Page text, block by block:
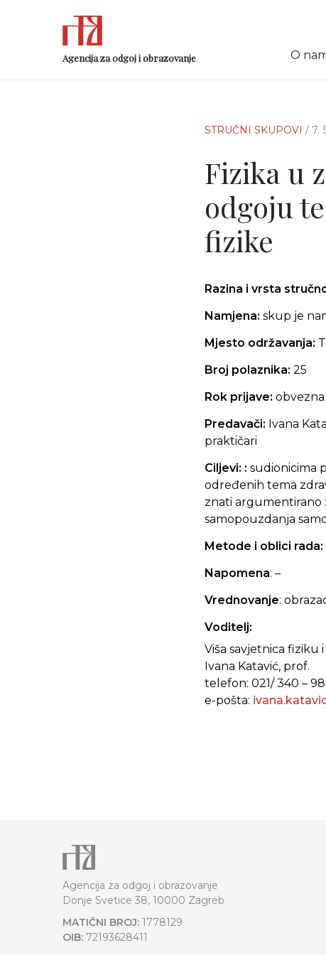
Agencija za odgoj i obrazovanje O
STRUČNI SKUPOVI / 7.
Fizika u
odgoju
fizike
Razina i vrsta
Namjena: skup je
Mjesto održavanja:
Broj polaznika: 25
Rok prijave: obvezna
Predavači: Ivana
praktičari
Ciljevi: : sudionicima
određenih tema
znati argumentirano
samopouzdanja
Metode i oblici rada:
Napomena: –
Vrednovanje:
Voditelj:
Viša savjetnica
Ivana Katavić, prof.
telefon: 021/ 340 –
e-pošta:
Agencija za odgoj i obrazovanje
Donje Svetice 38, 10000 Zagreb
MATIČNI BROJ: 1778129
OIB: 72193628411